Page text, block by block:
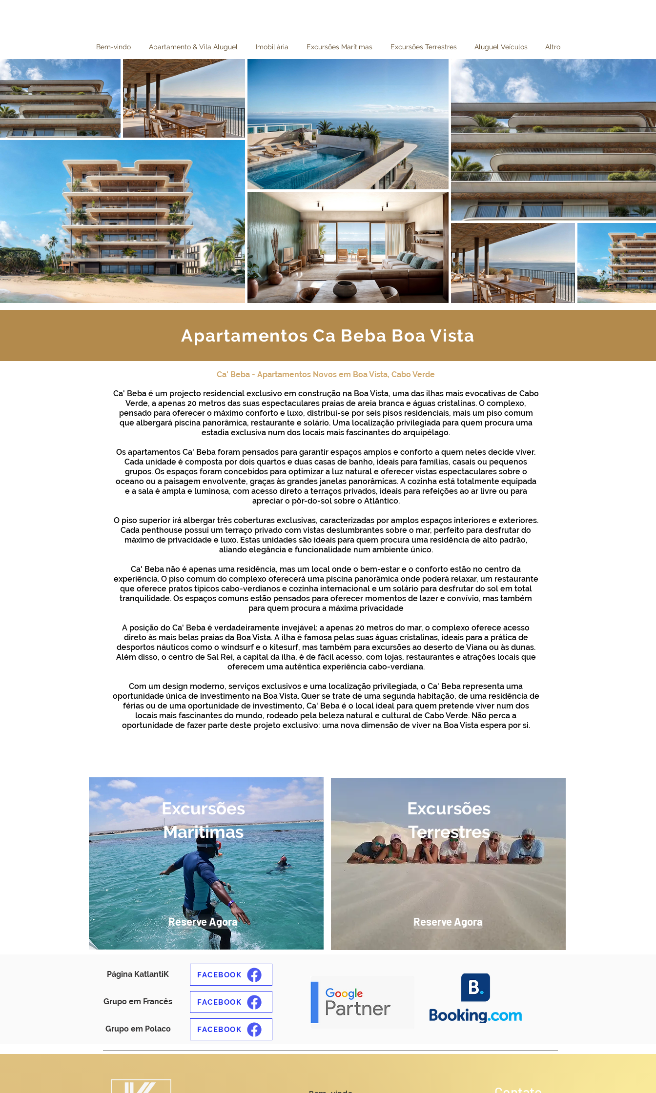
Bem-vindo Apartamento & Vila Aluguel Imobiliária Excursões Marítimas Excursões Terrestres Aluguel Veículos Altro
Apartamentos Ca Beba Boa Vista
Ca' Beba - Apartamentos Novos em Boa Vista, Cabo Verde
Ca' Beba é um projecto residencial exclusivo em construção na Boa Vista, uma das ilhas mais evocativas de Cabo
Verde, a apenas 20 metros das suas espectaculares praias de areia branca e águas cristalinas. O complexo,
pensado para oferecer o máximo conforto e luxo, distribui-se por seis pisos residenciais, mais um piso comum
que albergará piscina panorâmica, restaurante e solário. Uma localização privilegiada para quem procura uma
estadia exclusiva num dos locais mais fascinantes do arquipélago.
Os apartamentos Ca' Beba foram pensados ​​para garantir espaços amplos e conforto a quem neles decide viver.
Cada unidade é composta por dois quartos e duas casas de banho, ideais para famílias, casais ou pequenos
grupos. Os espaços foram concebidos para optimizar a luz natural e oferecer vistas espectaculares sobre o
oceano ou a paisagem envolvente, graças às grandes janelas panorâmicas. A cozinha está totalmente equipada
e a sala é ampla e luminosa, com acesso direto a terraços privados, ideais para refeições ao ar livre ou para
apreciar o pôr-do-sol sobre o Atlântico.
O piso superior irá albergar três coberturas exclusivas, caracterizadas por amplos espaços interiores e exteriores.
Cada penthouse possui um terraço privado com vistas deslumbrantes sobre o mar, perfeito para desfrutar do
máximo de privacidade e luxo. Estas unidades são ideais para quem procura uma residência de alto padrão,
aliando elegância e funcionalidade num ambiente único.
Ca' Beba não é apenas uma residência, mas um local onde o bem-estar e o conforto estão no centro da
experiência. O piso comum do complexo oferecerá uma piscina panorâmica onde poderá relaxar, um restaurante
que oferece pratos típicos cabo-verdianos e cozinha internacional e um solário para desfrutar do sol em total
tranquilidade. Os espaços comuns estão pensados ​​para oferecer momentos de lazer e convívio, mas também
para quem procura a máxima privacidade
A posição do Ca' Beba é verdadeiramente invejável: a apenas 20 metros do mar, o complexo oferece acesso
direto às mais belas praias da Boa Vista. A ilha é famosa pelas suas águas cristalinas, ideais para a prática de
desportos náuticos como o windsurf e o kitesurf, mas também para excursões ao deserto de Viana ou às dunas.
Além disso, o centro de Sal Rei, a capital da ilha, é de fácil acesso, com lojas, restaurantes e atrações locais que
oferecem uma autêntica experiência cabo-verdiana.
Com um design moderno, serviços exclusivos e uma localização privilegiada, o Ca' Beba representa uma
oportunidade única de investimento na Boa Vista. Quer se trate de uma segunda habitação, de uma residência de
férias ou de uma oportunidade de investimento, Ca' Beba é o local ideal para quem pretende viver num dos
locais mais fascinantes do mundo, rodeado pela beleza natural e cultural de Cabo Verde. Não perca a
oportunidade de fazer parte deste projeto exclusivo: uma nova dimensão de viver na Boa Vista espera por si.
Excursões
Maritimas
Reserve Agora
Excursões
Terrestres
Reserve Agora
Página KatlantiK FACEBOOK
Grupo em Francês FACEBOOK
Grupo em Polaco FACEBOOK